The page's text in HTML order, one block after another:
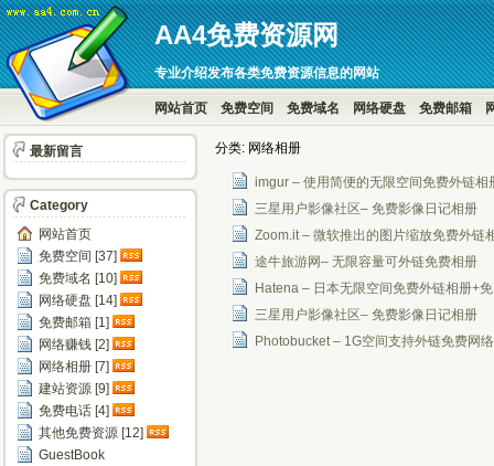
AA4免费资源网
专业介绍发布各类免费资源信息的网站
网站首页 免费空间 免费域名 网络硬盘 免费邮箱
分类: 网络相册
imgur – 使用简便的无限空间免费外链相
三星用户影像社区– 免费影像日记相册
Zoom.it – 微软推出的图片缩放免费外链
途牛旅游网– 无限容量可外链免费相册
Hatena – 日本无限空间免费外链相册+
三星用户影像社区– 免费影像日记相册
Photobucket – 1G空间支持外链免费网
最新留言
Category
网站首页
免费空间 [37]
免费域名 [10]
网络硬盘 [14]
免费邮箱 [1]
网络赚钱 [2]
网络相册 [7]
建站资源 [9]
免费电话 [4]
其他免费资源 [12]
GuestBook